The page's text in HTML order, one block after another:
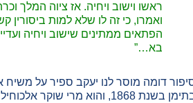
ראשו וישוב ויחיה. אז ציוה המלך
ואמרו, כי זה לו שלא למות ביסורין
הפתאים ממתינים שישוב ויחיה
בא”…
דומה מוסר לנו יעקב ספיר על משיח
בתימן בשנת 1868, והוא מרי שוקר